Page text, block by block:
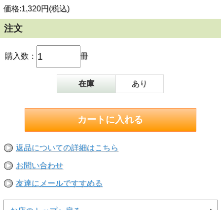
価格:1,320円(税込)
注文
購入数： 冊
在庫 あり
返品についての詳細はこちら
お問い合わせ
友達にメールですすめる